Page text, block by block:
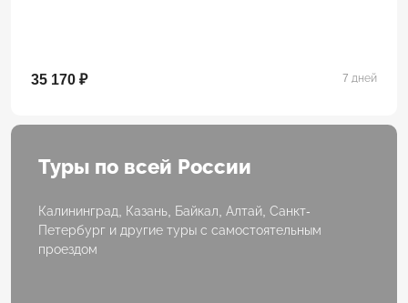
35 170 ₽ 7 дней
Туры по всей России
Калининград, Казань, Байкал, Алтай, Санкт-
Петербург и другие туры с самостоятельным
проездом